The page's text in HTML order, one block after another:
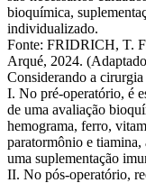
bioquímica,
individualizado.
Fonte: FRIDRICH, T.
Arqué, 2024.
Considerando a
I. No pré-operatório, é
de uma avaliação
hemograma, ferro,
paratormônio e
uma suplementação
II. No pós-operatório,